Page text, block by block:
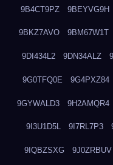
9B4CT9PZ 9BEYVG9H
9BKZ7AVO 9BM67W1T
9DI434L2 9DN34ALZ
9G0TFQ0E 9G4PXZ84
9GYWALD3 9H2AMQR4
9I3U1D5L 9I7RL7P3
9IQBZSXG 9J0ZRBUV